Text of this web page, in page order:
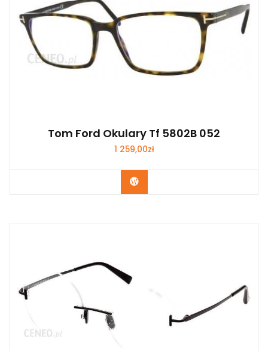
Tom Ford Okulary Tf 5802B 052
1 259,00zł
Zobacz